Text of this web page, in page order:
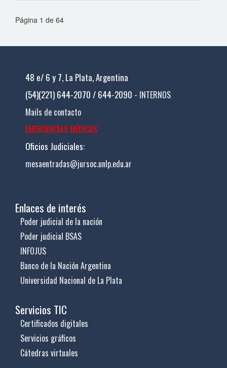
Página 1 de 64
48 e/ 6 y 7, La Plata, Argentina
(54)(221) 644-2070 / 644-2090 - INTERNOS
Mails de contacto
EMERGENCIAS MÉDICAS
Oficios Judiciales:
mesaentradas@jursoc.unlp.edu.ar
Enlaces de interés
Poder judicial de la nación
Poder judicial BSAS
INFOJUS
Banco de la Nación Argentina
Universidad Nacional de La Plata
Servicios TIC
Certificados digitales
Servicios gráficos
Cátedras virtuales